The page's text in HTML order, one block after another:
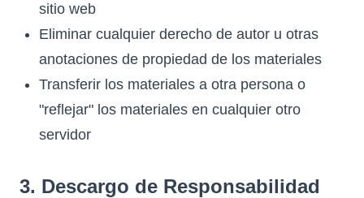
sitio web
Eliminar cualquier derecho de autor u otras
anotaciones de propiedad de los materiales
Transferir los materiales a otra persona o
"reflejar" los materiales en cualquier otro
servidor
3. Descargo de Responsabilidad